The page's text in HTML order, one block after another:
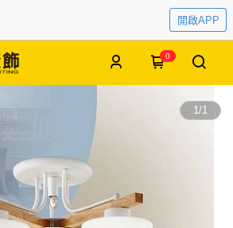
開啟APP
0
1/1